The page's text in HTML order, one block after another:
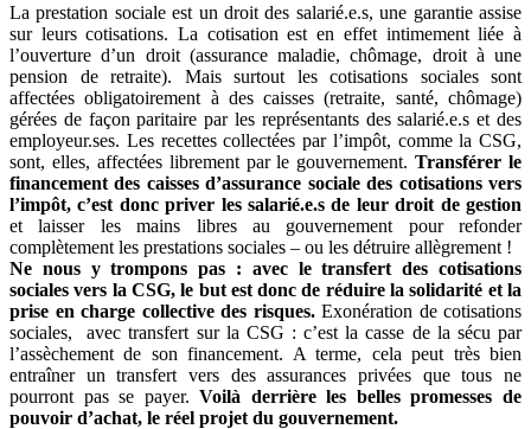
La prestation sociale est un droit des salarié.e.s, une garantie assise
sur leurs cotisations. La cotisation est en effet intimement liée à
l’ouverture d’un droit (assurance maladie, chômage, droit à une
pension de retraite). Mais surtout les cotisations sociales sont
affectées obligatoirement à des caisses (retraite, santé, chômage)
gérées de façon paritaire par les représentants des salarié.e.s et des
employeur.ses. Les recettes collectées par l’impôt, comme la CSG,
sont, elles, affectées librement par le gouvernement.Transférer le
financement des caisses d’assurance sociale des cotisations vers
l’impôt, c’est donc priver les salarié.e.s de leur droit de gestion
et laisser les mains libres au gouvernement pour refonder
complètement les prestations sociales – ou les détruire allègrement !
Ne nous y trompons pas : avec le transfert des cotisations
sociales vers la CSG, le but est donc de réduire la solidarité et la
prise en charge collective des risques.Exonération de cotisations
sociales, avec transfert sur la CSG : c’est la casse de la sécu par
l’assèchement de son financement. A terme, cela peut très bien
entraîner un transfert vers des assurances privées que tous ne
pourront pas se payer.Voilà derrière les belles promesses de
pouvoir d’achat, le réel projet du gouvernement.